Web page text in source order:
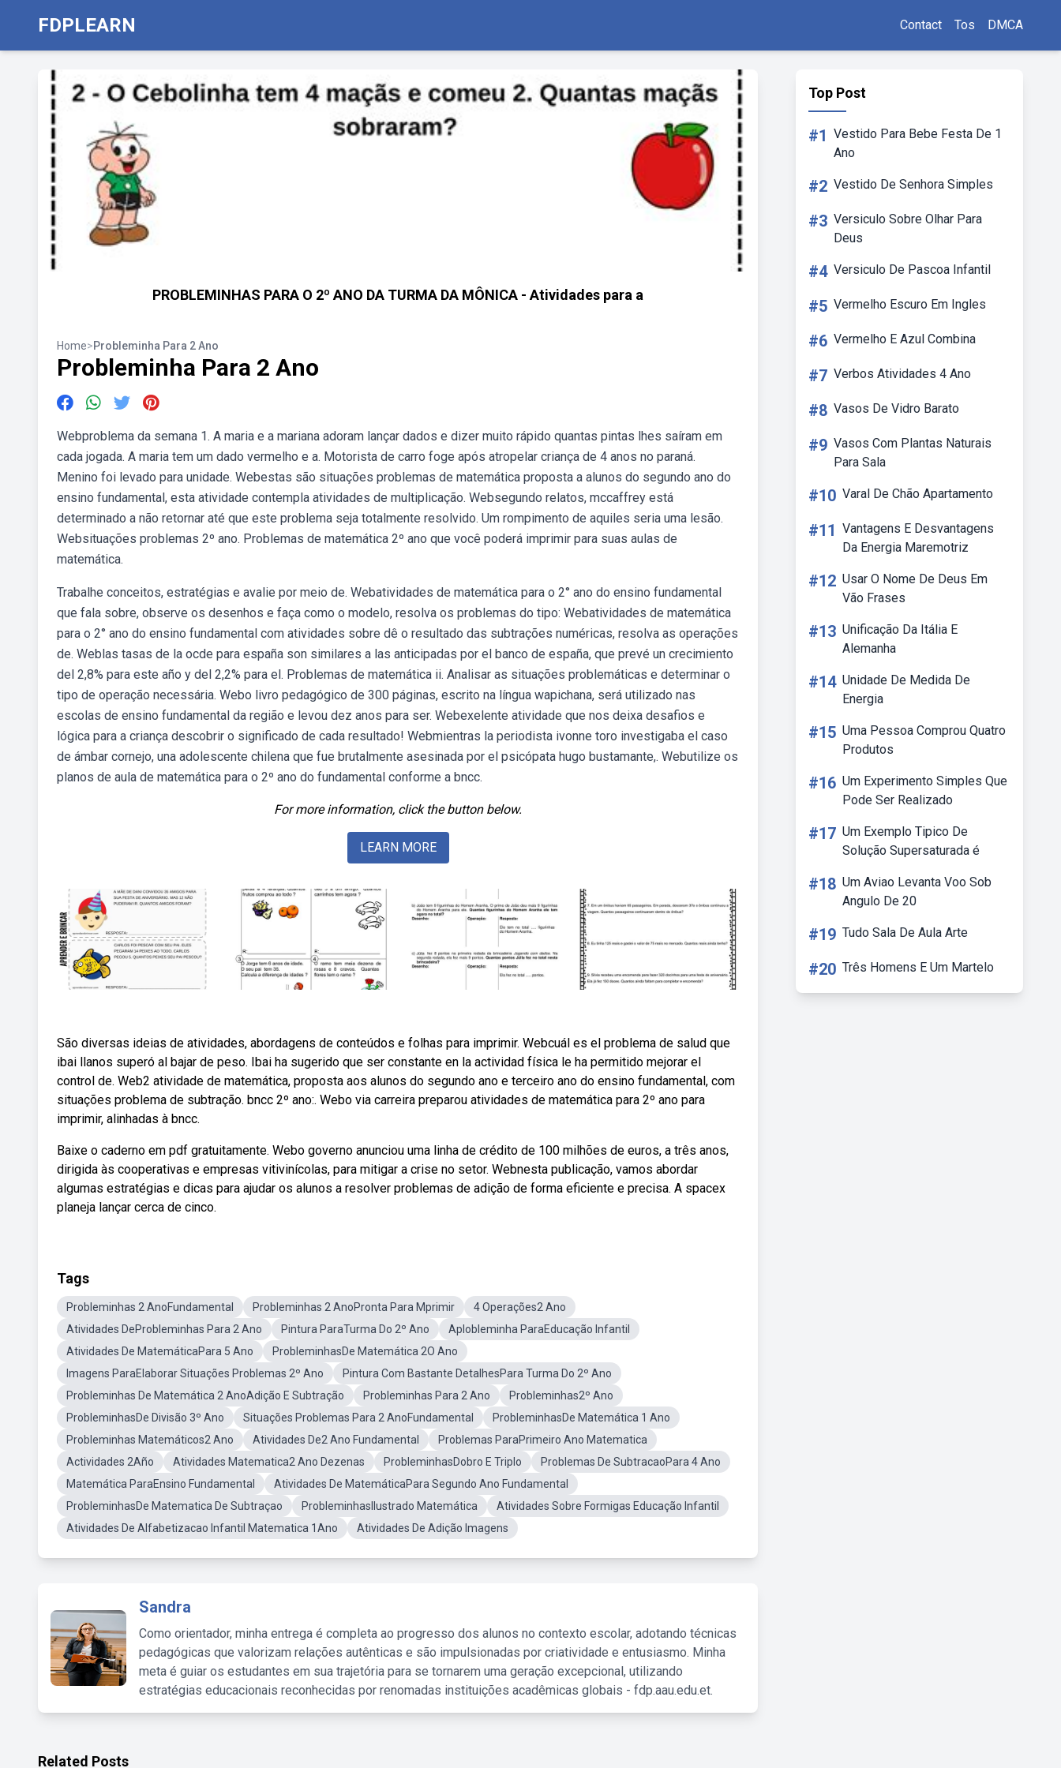
FDPLEARN Contact Tos DMCA
PROBLEMINHAS PARA O 2º ANO DA TURMA DA MÔNICA - Atividades para a
Home>Probleminha Para 2 Ano
Probleminha Para 2 Ano
Webproblema da semana 1. A maria e a mariana adoram lançar dados e dizer muito rápido quantas pintas lhes saíram em
cada jogada. A maria tem um dado vermelho e a. Motorista de carro foge após atropelar criança de 4 anos no paraná.
Menino foi levado para unidade. Webestas são situações problemas de matemática proposta a alunos do segundo ano do
ensino fundamental, esta atividade contempla atividades de multiplicação. Websegundo relatos, mccaffrey está
determinado a não retornar até que este problema seja totalmente resolvido. Um rompimento de aquiles seria uma lesão.
Websituações problemas 2º ano. Problemas de matemática 2º ano que você poderá imprimir para suas aulas de
matemática.
Trabalhe conceitos, estratégias e avalie por meio de. Webatividades de matemática para o 2° ano do ensino fundamental
que fala sobre, observe os desenhos e faça como o modelo, resolva os problemas do tipo: Webatividades de matemática
para o 2° ano do ensino fundamental com atividades sobre dê o resultado das subtrações numéricas, resolva as operações
de. Weblas tasas de la ocde para españa son similares a las anticipadas por el banco de españa, que prevé un crecimiento
del 2,8% para este año y del 2,2% para el. Problemas de matemática ii. Analisar as situações problemáticas e determinar o
tipo de operação necessária. Webo livro pedagógico de 300 páginas, escrito na língua wapichana, será utilizado nas
escolas de ensino fundamental da região e levou dez anos para ser. Webexelente atividade que nos deixa desafios e
lógica para a criança descobrir o significado de cada resultado! Webmientras la periodista ivonne toro investigaba el caso
de ámbar cornejo, una adolescente chilena que fue brutalmente asesinada por el psicópata hugo bustamante,. Webutilize os
planos de aula de matemática para o 2º ano do fundamental conforme a bncc.
For more information, click the button below.
LEARN MORE
São diversas ideias de atividades, abordagens de conteúdos e folhas para imprimir. Webcuál es el problema de salud que
ibai llanos superó al bajar de peso. Ibai ha sugerido que ser constante en la actividad física le ha permitido mejorar el
control de. Web2 atividade de matemática, proposta aos alunos do segundo ano e terceiro ano do ensino fundamental, com
situações problema de subtração. bncc 2º ano:. Webo via carreira preparou atividades de matemática para 2º ano para
imprimir, alinhadas à bncc.
Baixe o caderno em pdf gratuitamente. Webo governo anunciou uma linha de crédito de 100 milhões de euros, a três anos,
dirigida às cooperativas e empresas vitivinícolas, para mitigar a crise no setor. Webnesta publicação, vamos abordar
algumas estratégias e dicas para ajudar os alunos a resolver problemas de adição de forma eficiente e precisa. A spacex
planeja lançar cerca de cinco.
Tags
Probleminhas 2 AnoFundamental Probleminhas 2 AnoPronta Para Mprimir
4 Operações2 Ano
Atividades DeProbleminhas Para 2 Ano
Pintura ParaTurma Do 2º Ano
Aplobleminha ParaEducação Infantil
Atividades De MatemáticaPara 5 Ano
ProbleminhasDe Matemática 2O Ano
Imagens ParaElaborar Situações Problemas 2º Ano
Pintura Com Bastante DetalhesPara Turma Do 2º Ano
Probleminhas De Matemática 2 AnoAdição E Subtração
Probleminhas Para 2 Ano
Probleminhas2º Ano
ProbleminhasDe Divisão 3º Ano
Situações Problemas Para 2 AnoFundamental
ProbleminhasDe Matemática 1 Ano
Probleminhas Matemáticos2 Ano
Atividades De2 Ano Fundamental
Problemas ParaPrimeiro Ano Matematica
Actividades 2Año
Atividades Matematica2 Ano Dezenas ProbleminhasDobro E Triplo
Problemas De SubtracaoPara 4 Ano
Matemática ParaEnsino Fundamental
Atividades De MatemáticaPara Segundo Ano Fundamental
ProbleminhasDe Matematica De Subtraçao
ProbleminhasIlustrado Matemática
Atividades Sobre Formigas Educação Infantil
Atividades De Alfabetizacao Infantil Matematica 1Ano
Atividades De Adição Imagens
Sandra
Como orientador, minha entrega é completa ao progresso dos alunos no contexto escolar, adotando técnicas
pedagógicas que valorizam relações autênticas e são impulsionadas por criatividade e entusiasmo. Minha
meta é guiar os estudantes em sua trajetória para se tornarem uma geração excepcional, utilizando
estratégias educacionais reconhecidas por renomadas instituições acadêmicas globais - fdp.aau.edu.et.
Top Post
#1 Vestido Para Bebe Festa De 1
Ano
#2 Vestido De Senhora Simples
#3 Versiculo Sobre Olhar Para
Deus
#4 Versiculo De Pascoa Infantil
#5 Vermelho Escuro Em Ingles
#6 Vermelho E Azul Combina
#7 Verbos Atividades 4 Ano
#8 Vasos De Vidro Barato
#9 Vasos Com Plantas Naturais
Para Sala
#10 Varal De Chão Apartamento
#11 Vantagens E Desvantagens
Da Energia Maremotriz
#12 Usar O Nome De Deus Em
Vão Frases
#13 Unificação Da Itália E
Alemanha
#14 Unidade De Medida De
Energia
#15 Uma Pessoa Comprou Quatro
Produtos
#16 Um Experimento Simples Que
Pode Ser Realizado
#17 Um Exemplo Tipico De
Solução Supersaturada é
#18 Um Aviao Levanta Voo Sob
Angulo De 20
#19 Tudo Sala De Aula Arte
#20 Três Homens E Um Martelo
Related Posts